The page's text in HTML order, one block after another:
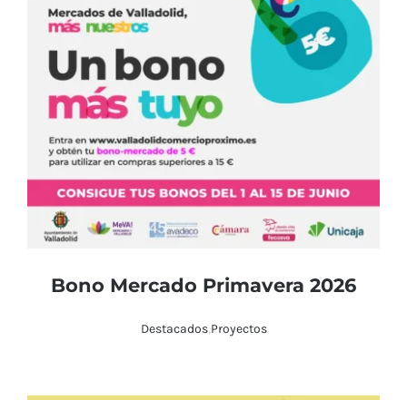
Bono Mercado Primavera 2026
Destacados,Proyectos